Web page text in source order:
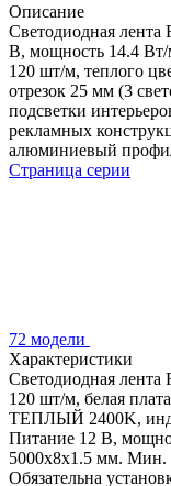
Описание
Светодиодная
В, мощность 14.4
120 шт/м, теплого
отрезок 25 мм (3
подсветки
рекламных
алюминиевый
Страница серии
72 модели
Характеристики
Светодиодная
120 шт/м, белая
ТЕПЛЫЙ 2400K,
Питание 12 В,
5000x8x1.5 мм. Мин.
Обязательна